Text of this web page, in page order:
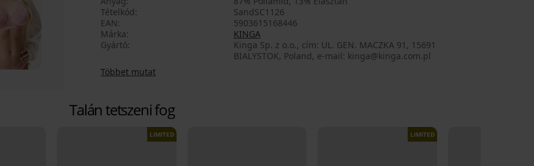
Tételkód
SandSC1126
EAN
5903615168446
Márka
KINGA
Gyártó
Kinga Sp. z o.o., cím: UL. GEN. MACZKA 91, 15691
BIALYSTOK, Poland, e-mail: kinga@kinga.com.pl
Többet mutat
Talán tetszeni fog
LIMITED LIMITED